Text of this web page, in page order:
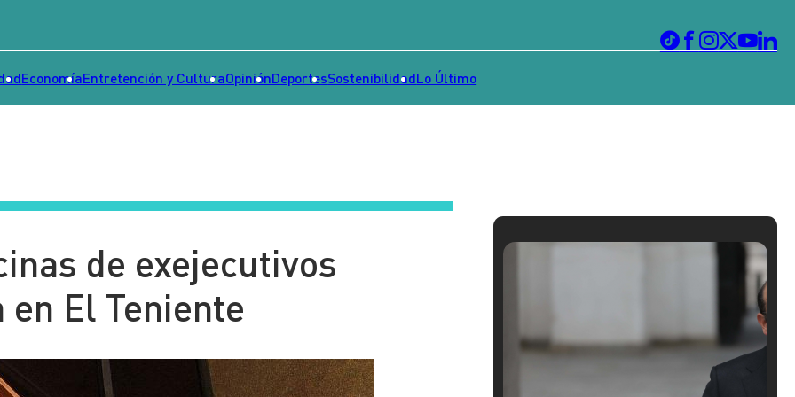
EconomíaEntretención y CulturaOpiniónDeportesSostenibilidadLo Último
de exejecutivos
El Teniente